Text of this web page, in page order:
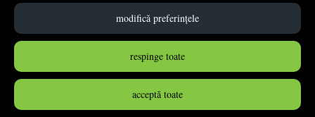
modifică preferințele
respinge toate
acceptă toate